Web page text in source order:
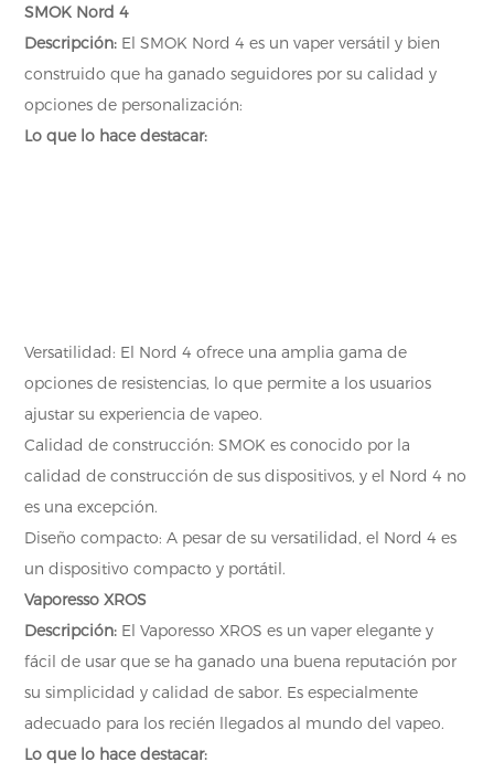
SMOK Nord 4
Descripción: El SMOK Nord 4 es un vaper versátil y bien
construido que ha ganado seguidores por su calidad y
opciones de personalización:
Lo que lo hace destacar:
Versatilidad: El Nord 4 ofrece una amplia gama de
opciones de resistencias, lo que permite a los usuarios
ajustar su experiencia de vapeo.
Calidad de construcción: SMOK es conocido por la
calidad de construcción de sus dispositivos, y el Nord 4 no
es una excepción.
Diseño compacto: A pesar de su versatilidad, el Nord 4 es
un dispositivo compacto y portátil.
Vaporesso XROS
Descripción: El Vaporesso XROS es un vaper elegante y
fácil de usar que se ha ganado una buena reputación por
su simplicidad y calidad de sabor. Es especialmente
adecuado para los recién llegados al mundo del vapeo.
Lo que lo hace destacar: